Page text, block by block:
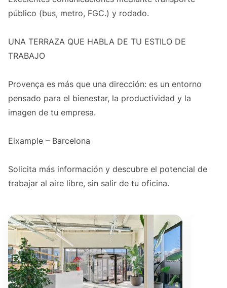
público (bus, metro, FGC.) y rodado.
UNA TERRAZA QUE HABLA DE TU ESTILO DE
TRABAJO
Provença es más que una dirección: es un entorno
pensado para el bienestar, la productividad y la
imagen de tu empresa.
Eixample – Barcelona
Solicita más información y descubre el potencial de
trabajar al aire libre, sin salir de tu oficina.